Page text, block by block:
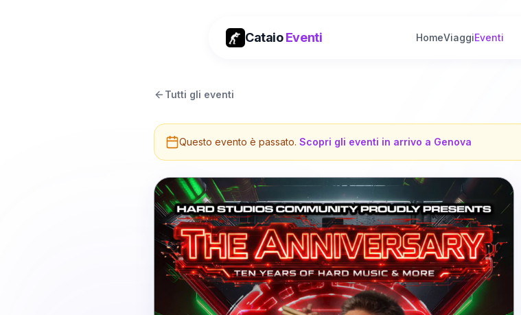
CataioEventi HomeViaggiEventi
Tutti gli eventi
Questo evento è passato. Scopri gli eventi in arrivo a Genova